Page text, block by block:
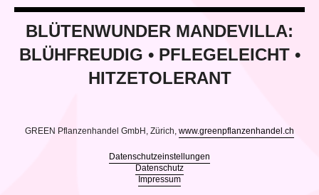
BLÜTENWUNDER MANDEVILLA:
BLÜHFREUDIG •PFLEGELEICHT •
HITZETOLERANT
GREEN Pflanzenhandel GmbH, Zürich, www.greenpflanzenhandel.ch
Datenschutzeinstellungen
Datenschutz
Impressum